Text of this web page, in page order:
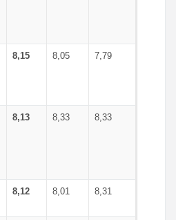
8,15 8,05 7,79
8,13 8,33 8,33
8,12 8,01 8,31